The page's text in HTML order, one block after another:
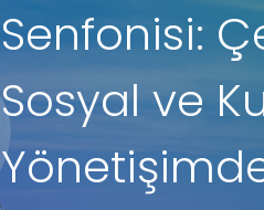
Senfonisi:
Sosyal ve